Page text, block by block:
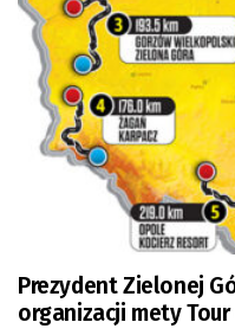
Prezydent Zielonej
organizacji mety